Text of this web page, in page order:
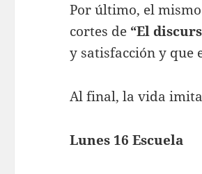
Por último, el
cortes de “El
y satisfacción y que
Al final, la vida
Lunes 16 Escuela